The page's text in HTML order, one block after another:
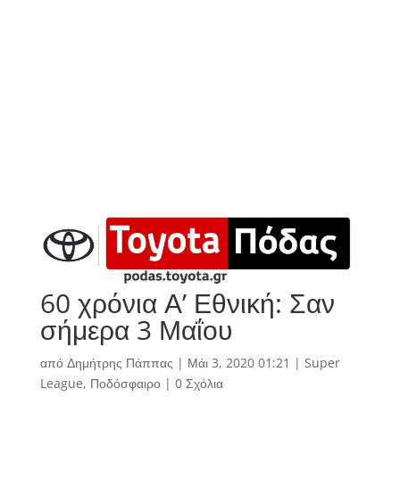
60 χρόνια Α’ Εθνική: Σαν
σήμερα 3 Μαΐου
από Δημήτρης Πάππας | Μάι 3, 2020 01:21 | Super
League, Ποδόσφαιρο| 0 Σχόλια